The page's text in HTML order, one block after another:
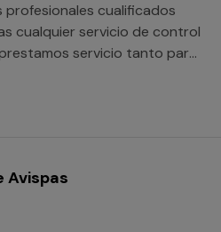
profesionales cualificados
cualquier servicio de control
servicio tanto para
Avispas